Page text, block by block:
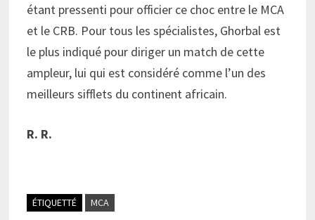
étant pressenti pour officier ce choc entre le MCA
et le CRB. Pour tous les spécialistes, Ghorbal est
le plus indiqué pour diriger un match de cette
ampleur, lui qui est considéré comme l’un des
meilleurs sifflets du continent africain.
R. R.
ÉTIQUETTÉ MCA